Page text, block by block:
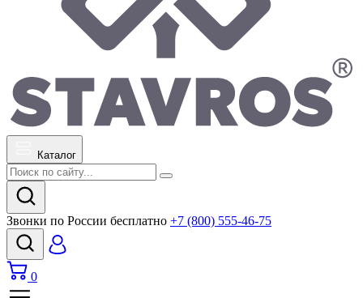
Каталог
Звонки по России бесплатно +7 (800) 555-46-75
0